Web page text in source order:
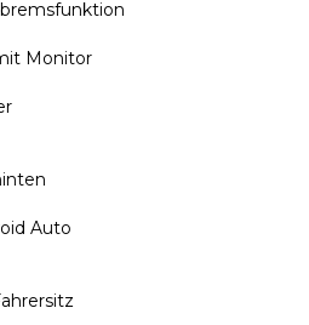
Monitor
Auto